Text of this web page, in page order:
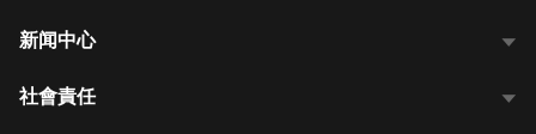
新闻中心
社會責任